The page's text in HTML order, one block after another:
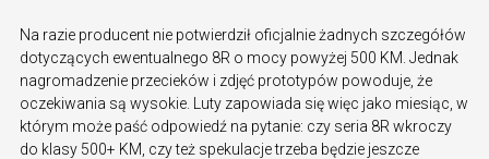
Na razie producent nie potwierdził oficjalnie żadnych szczegółów
dotyczących ewentualnego 8R o mocy powyżej 500 KM. Jednak
nagromadzenie przecieków i zdjęć prototypów powoduje, że
oczekiwania są wysokie. Luty zapowiada się więc jako miesiąc, w
którym może paść odpowiedź na pytanie: czy seria 8R wkroczy
do klasy 500+ KM, czy też spekulacje trzeba będzie jeszcze